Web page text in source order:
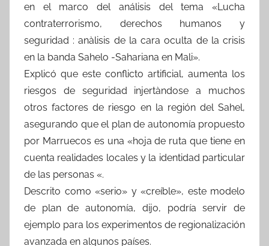
en el marco del análisis del tema «Lucha
contraterrorismo, derechos humanos y
seguridad : anàlisis de la cara oculta de la crisis
en la banda Sahelo -Sahariana en Mali».
Explicó que este conflicto artificial, aumenta los
riesgos de seguridad injertàndose a muchos
otros factores de riesgo en la región del Sahel,
asegurando que el plan de autonomía propuesto
por Marruecos es una «hoja de ruta que tiene en
cuenta realidades locales y la identidad particular
de las personas «.
Descrito como «serio» y «creíble», este modelo
de plan de autonomía, dijo, podría servir de
ejemplo para los experimentos de regionalización
avanzada en algunos países.